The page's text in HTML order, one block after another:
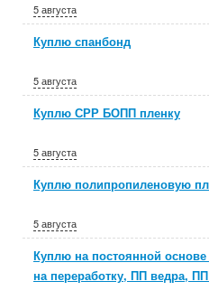
5 августа
Куплю спанбонд
5 августа
Куплю СРР БОПП пленку
5 августа
Куплю полипропиленовую
5 августа
Куплю на постоянной
на переработку, ПП ведра,